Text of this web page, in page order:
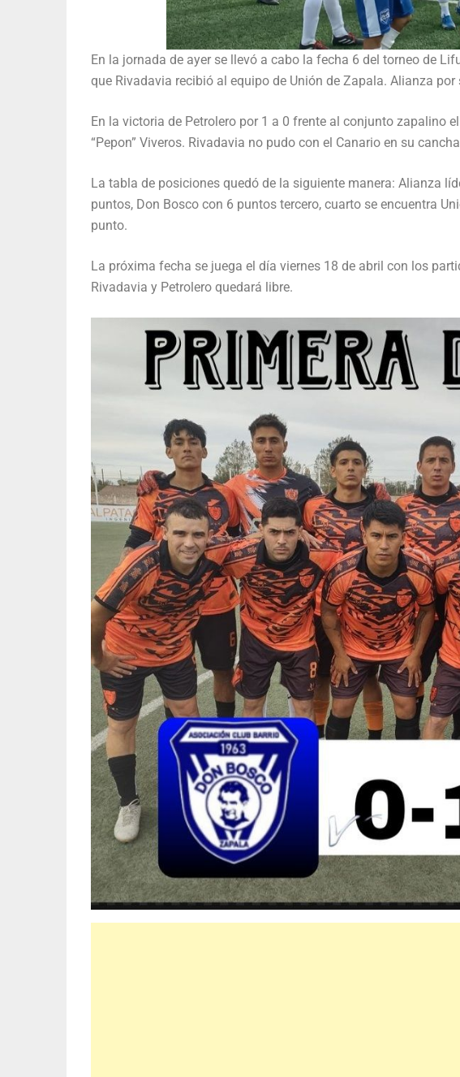
En la jornada de ayer se llevó a cabo la fecha 6 del torneo de
que Rivadavia recibió al equipo de Unión de Zapala. Alianza
En la victoria de Petrolero por 1 a 0 frente al conjunto zapalino
“Pepon” Viveros. Rivadavia no pudo con el Canario en su
La tabla de posiciones quedó de la siguiente manera: Alianza
puntos, Don Bosco con 6 puntos tercero, cuarto se encuentra
punto.
La próxima fecha se juega el día viernes 18 de abril con los
Rivadavia y Petrolero quedará libre.